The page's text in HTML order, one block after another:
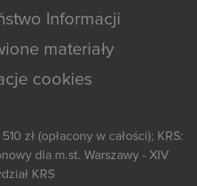
Informacji
materiały
cookies
zł (opłacony w całości); KRS:
dla m.st. Warszawy - XIV
KRS